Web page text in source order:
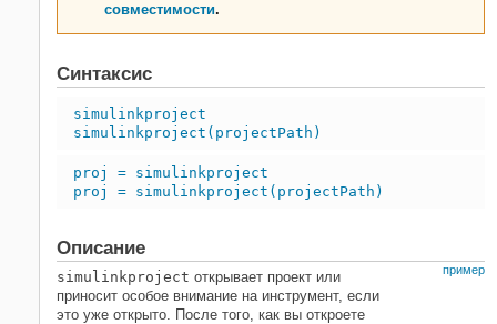
Анализ зависимостей
НА ЭТОЙ СТРАНИЦЕ
Описание
Примеры
Входные параметры
Выходные аргументы
совместимости.
Синтаксис
simulinkproject
simulinkproject(projectPath)
proj = simulinkproject
proj = simulinkproject(projectPath)
Описание
пример
simulinkproject открывает проект или
приносит особое внимание на инструмент, если
это уже открыто. После того, как вы откроете